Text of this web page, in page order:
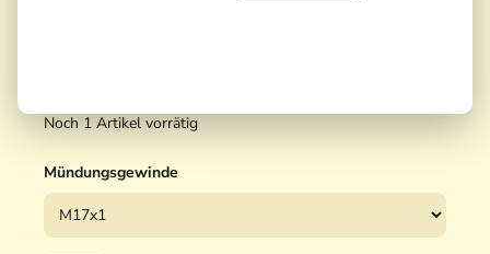
Noch 1 Artikel vorrätig
Mündungsgewinde